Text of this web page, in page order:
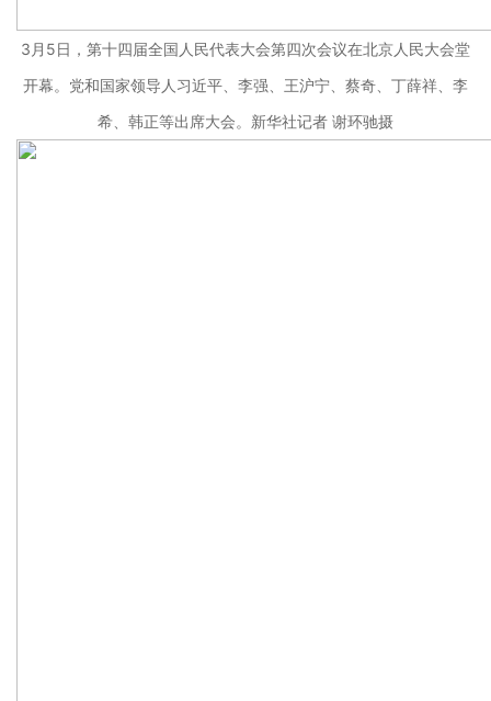
3月5日，第十四届全国人民代表大会第四次会议在北京人民大会堂
开幕。党和国家领导人习近平、李强、王沪宁、蔡奇、丁薛祥、李
希、韩正等出席大会。新华社记者 谢环驰摄